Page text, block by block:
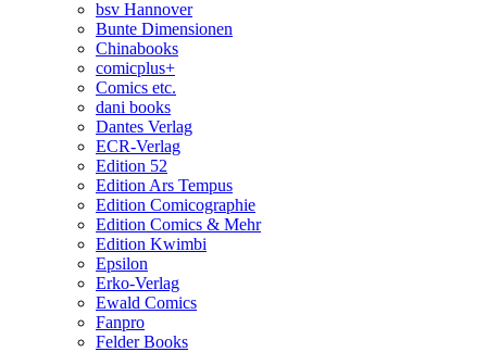
bsv Hannover
Bunte Dimensionen
Chinabooks
comicplus+
Comics etc.
dani books
Dantes Verlag
ECR-Verlag
Edition 52
Edition Ars Tempus
Edition Comicographie
Edition Comics & Mehr
Edition Kwimbi
Epsilon
Erko-Verlag
Ewald Comics
Fanpro
Felder Books